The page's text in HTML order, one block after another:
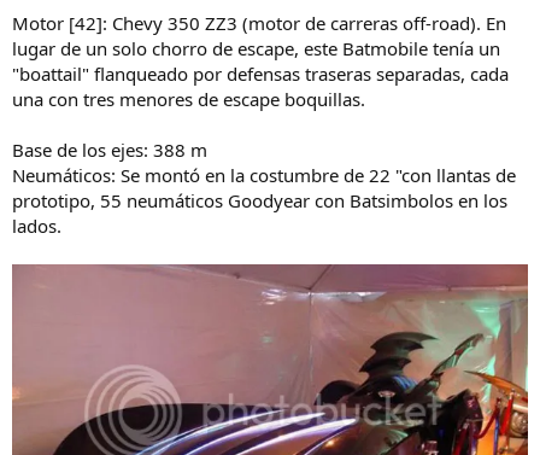
Motor [42]: Chevy 350 ZZ3 (motor de carreras off-road). En
lugar de un solo chorro de escape, este Batmobile tenía un
"boattail" flanqueado por defensas traseras separadas, cada
una con tres menores de escape boquillas.
Base de los ejes: 388 m
Neumáticos: Se montó en la costumbre de 22 "con llantas de
prototipo, 55 neumáticos Goodyear con Batsimbolos en los
lados.